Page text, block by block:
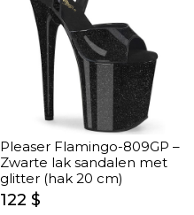
Pleaser Flamingo-809GP –
Zwarte lak sandalen met
glitter (hak 20 cm)
122 $